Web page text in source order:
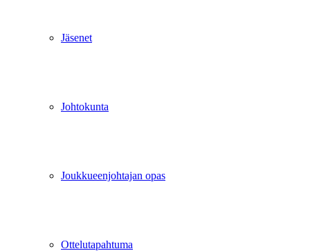
Jäsenet
Johtokunta
Joukkueenjohtajan opas
Ottelutapahtuma